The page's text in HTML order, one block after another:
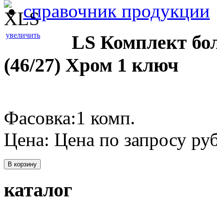
справочник продукции
увеличить
LS Комплект
(46/27) Хром 1 ключ
Фасовка:1 комп.
Цена: Цена по запросу
В корзину
каталог